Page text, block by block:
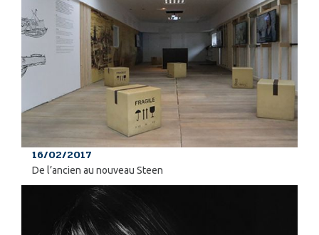
16/02/2017
De l’ancien au nouveau Steen